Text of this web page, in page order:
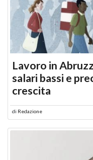
Lavoro in
salari bassi e
crescita
di Redazione